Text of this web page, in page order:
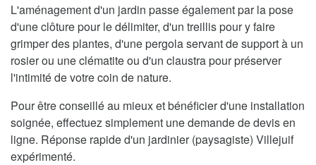
L'aménagement d'un jardin passe également par la pose
d'une clôture pour le délimiter, d'un treillis pour y faire
grimper des plantes, d'une pergola servant de support à un
rosier ou une clématite ou d'un claustra pour préserver
l'intimité de votre coin de nature.
Pour être conseillé au mieux et bénéficier d'une installation
soignée, effectuez simplement une demande de devis en
ligne. Réponse rapide d'un jardinier (paysagiste) Villejuif
expérimenté.